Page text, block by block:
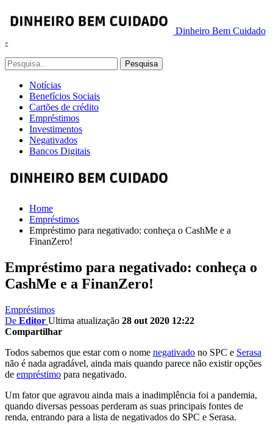
Dinheiro Bem Cuidado
-
Notícias
Benefícios Sociais
Cartões de crédito
Empréstimos
Investimentos
Negativados
Bancos Digitais
Home
Empréstimos
Empréstimo para negativado: conheça o CashMe e a
FinanZero!
Empréstimo para negativado: conheça o
CashMe e a FinanZero!
Empréstimos
De Editor Ultima atualização 28 out 2020 12:22
Compartilhar
Todos sabemos que estar com o nome negativado no SPC e Serasa
não é nada agradável, ainda mais quando parece não existir opções
de empréstimo para negativado.
Um fator que agravou ainda mais a inadimplência foi a pandemia,
quando diversas pessoas perderam as suas principais fontes de
renda, entrando para a lista de negativados do SPC e Serasa.